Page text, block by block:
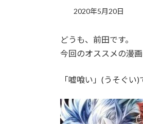
2020年5月20日
どうも、前田です。
今回のオススメの漫画
「嘘喰い」(うそぐい)